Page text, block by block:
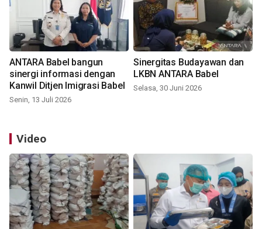
ANTARA Babel bangun
sinergi informasi dengan
Kanwil Ditjen Imigrasi Babel
Senin, 13 Juli 2026
Sinergitas Budayawan dan
LKBN ANTARA Babel
Selasa, 30 Juni 2026
Video